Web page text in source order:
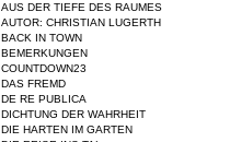
AUS DER TIEFE DES RAUMES
AUTOR: CHRISTIAN LUGERTH
BACK IN TOWN
BEMERKUNGEN
COUNTDOWN23
DAS FREMD
DE RE PUBLICA
DICHTUNG DER WAHRHEIT
DIE HARTEN IM GARTEN